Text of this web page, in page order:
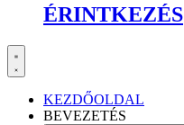
ÉRINTKEZÉS
KEZDŐOLDAL
BEVEZETÉS